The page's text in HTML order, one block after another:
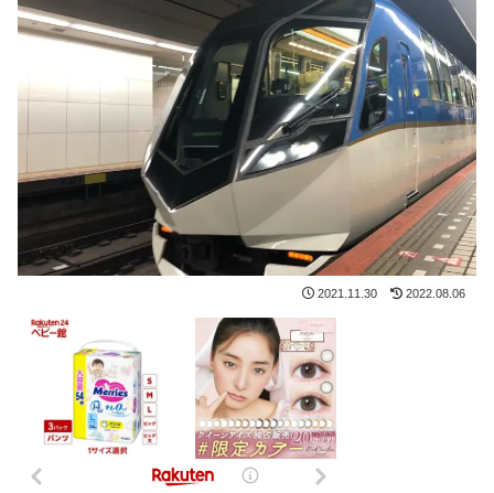
2021.11.30 2022.08.06